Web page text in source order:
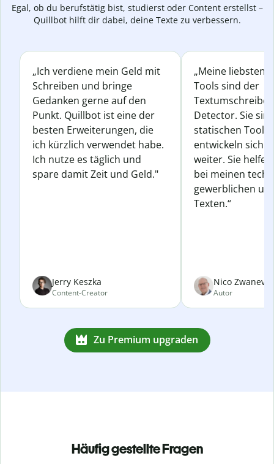
Egal, ob du berufstätig bist, studierst oder Content erstellst –
Quillbot hilft dir dabei, deine Texte zu verbessern.
„Ich verdiene mein Geld mit
Schreiben und bringe
Gedanken gerne auf den
Punkt. Quillbot ist eine der
besten Erweiterungen, die
ich kürzlich verwendet habe.
Ich nutze es täglich und
spare damit Zeit und Geld."
Jerry Keszka
Content-Creator
„Meine liebsten
Tools sind der
Detector. Sie
statischen
entwickeln sich
weiter. Sie
bei meinen
gewerblichen
Texten.“
Nico
Autor
Zu Premium upgraden
Häufig gestellte Fragen